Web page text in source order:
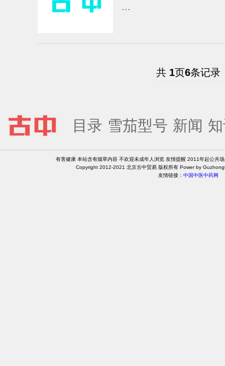
...
共 1页6条记录
目录 雪茄型号 新闻
有害健康 本站含有烟草内容 不欢迎未成年人浏览 友情提醒 2011年起公共
Copyright 2012-2021 北京古中贸易 版权所有 Power by
友情链接： 中国中医中药网